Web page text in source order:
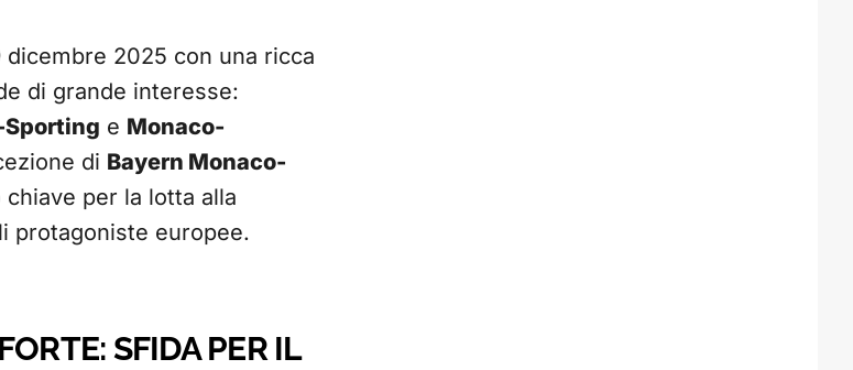
2025 con una ricca
di grande interesse:
Sporting e Monaco-
di Bayern Monaco-
per la lotta alla
protagoniste europee.
SFIDA PER IL